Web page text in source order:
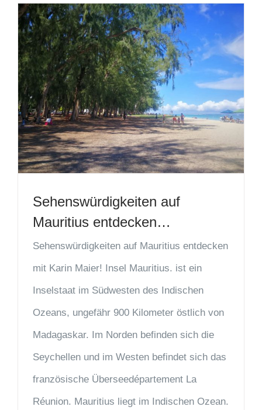
Sehenswürdigkeiten auf
Mauritius entdecken…
Sehenswürdigkeiten auf Mauritius entdecken
mit Karin Maier! Insel Mauritius. ist ein
Inselstaat im Südwesten des Indischen
Ozeans, ungefähr 900 Kilometer östlich von
Madagaskar. Im Norden befinden sich die
Seychellen und im Westen befindet sich das
französische Überseedépartement La
Réunion. Mauritius liegt im Indischen Ozean.